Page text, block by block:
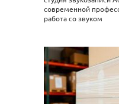
современной
работа со звуком